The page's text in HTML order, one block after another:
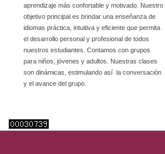
aprendizaje más confortable y motivado. Nuestro
objetivo principal es brindar una enseñanza de
idiomas práctica, intuitiva y eficiente que permita
el desarrollo personal y profesional de todos
nuestros estudiantes. Contamos con grupos
para niños, jóvenes y adultos. Nuestras clases
son dinámicas, estimulando así la conversación
y el avance del grupo.